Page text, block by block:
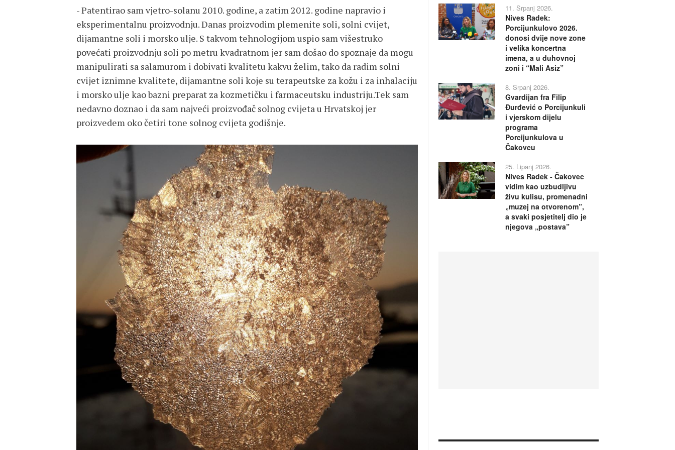
- Patentirao sam vjetro-solanu 2010. godine, a zatim 2012. godine napravio i
eksperimentalnu proizvodnju. Danas proizvodim plemenite soli, solni cvijet,
dijamantne soli i morsko ulje. S takvom tehnologijom uspio sam višestruko
povećati proizvodnju soli po metru kvadratnom jer sam došao do spoznaje da mogu
manipulirati sa salamurom i dobivati kvalitetu kakvu želim, tako da radim solni
cvijet iznimne kvalitete, dijamantne soli koje su terapeutske za kožu i za inhalaciju
i morsko ulje kao bazni preparat za kozmetičku i farmaceutsku industriju.Tek sam
nedavno doznao i da sam najveći proizvođač solnog cvijeta u Hrvatskoj jer
proizvedem oko četiri tone solnog cvijeta godišnje.
11. Srpanj 2026.
Nives Radek:
Porcijunkulovo 2026.
donosi dvije nove zone
i velika koncertna
imena, a u duhovnoj
zoni i “Mali Asiz”
8. Srpanj 2026.
Gvardijan fra Filip
Đurđević o Porcijunkuli
i vjerskom dijelu
programa
Porcijunkulova u
Čakovcu
25. Lipanj 2026.
Nives Radek - Čakovec
vidim kao uzbudljivu
živu kulisu, promenadni
„muzej na otvorenom”,
a svaki posjetitelj dio je
njegova „postava”